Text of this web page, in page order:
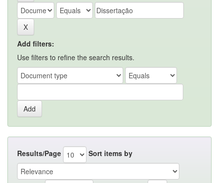
Add filters:
Use filters to refine the search results.
Results/Page Sort items by